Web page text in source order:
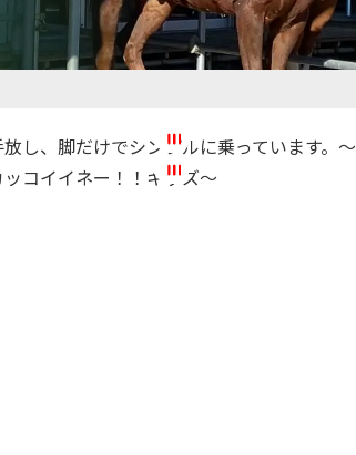
し、脚だけでシンプルに乗っています。～
ッコイイネー！！キッズ～